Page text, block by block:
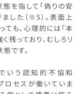
を指して「偽りの安
した（※5）。表面上
も、心理的には「本
残っており、むしろリ
です。
いう認知的不協和
セスが働いていま